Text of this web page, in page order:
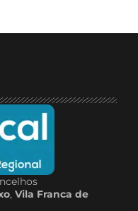
, Vila Franca de